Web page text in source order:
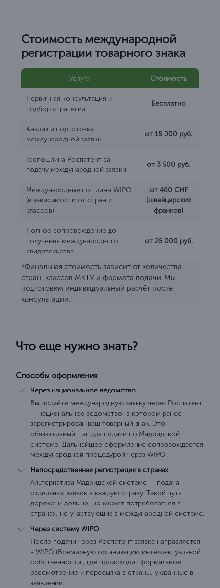
Стоимость международной
регистрации товарного знака
Услуга Стоимость
Первичная консультация и
подбор стратегии
Бесплатно
Анализ и подготовка
международной заявки
от 15 000 руб.
Госпошлина Роспатент за
подачу международной заявки
от 3 500 руб.
Международные пошлины WIPO
(в зависимости от стран и
классов)
от 400 CHF
(швейцарских
франков)
Полное сопровождение до
получения международного
свидетельства
от 25 000 руб.
*Финальная стоимость зависит от количества
стран, классов МКТУ и формата подачи. Мы
подготовим индивидуальный расчёт после
консультации.
Что еще нужно знать?
Способы оформления
Через национальное ведомство
Вы подаёте международную заявку через Роспатент
— национальное ведомство, в котором ранее
зарегистрирован ваш товарный знак. Это
обязательный шаг для подачи по Мадридской
системе. Дальнейшее оформление сопровождается
международной процедурой через WIPO.
Непосредственная регистрация в странах
Альтернатива Мадридской системе — подача
отдельных заявок в каждую страну. Такой путь
дороже и дольше, но может потребоваться в
странах, не участвующих в международной системе.
Через систему WIPO
После подачи через Роспатент заявка направляется
в WIPO (Всемирную организацию интеллектуальной
собственности), где происходит формальное
рассмотрение и пересылка в страны, указанные в
заявлении.